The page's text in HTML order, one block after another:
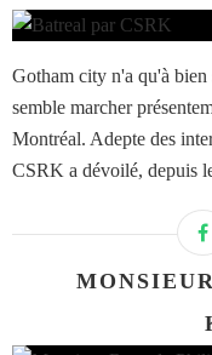
Gotham city n'a qu'à
semble marcher
Montréal. Adepte des
CSRK a dévoilé, depuis